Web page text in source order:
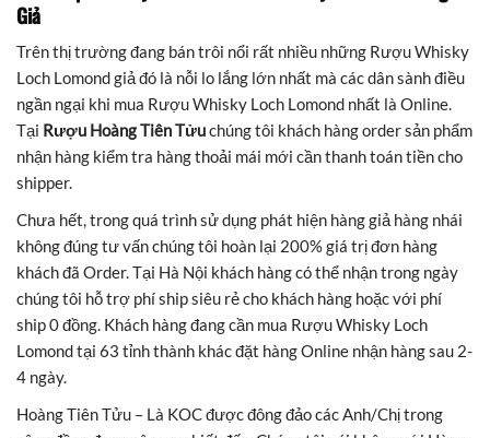
Giả
Trên thị trường đang bán trôi nổi rất nhiều những Rượu Whisky
Loch Lomond giả đó là nỗi lo lắng lớn nhất mà các dân sành điều
ngần ngại khi mua Rượu Whisky Loch Lomond nhất là Online.
Tại Rượu Hoàng Tiên Tửuchúng tôi khách hàng order sản phẩm
nhận hàng kiểm tra hàng thoải mái mới cần thanh toán tiền cho
shipper.
Chưa hết, trong quá trình sử dụng phát hiện hàng giả hàng nhái
không đúng tư vấn chúng tôi hoàn lại 200% giá trị đơn hàng
khách đã Order. Tại Hà Nội khách hàng có thể nhận trong ngày
chúng tôi hỗ trợ phí ship siêu rẻ cho khách hàng hoặc với phí
ship 0 đồng. Khách hàng đang cần mua Rượu Whisky Loch
Lomond tại 63 tỉnh thành khác đặt hàng Online nhận hàng sau 2-
4 ngày.
Hoàng Tiên Tửu – Là KOC được đông đảo các Anh/Chị trong